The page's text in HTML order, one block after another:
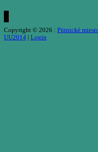
Copyright © 2026 : Pútnické
UU2014
Login